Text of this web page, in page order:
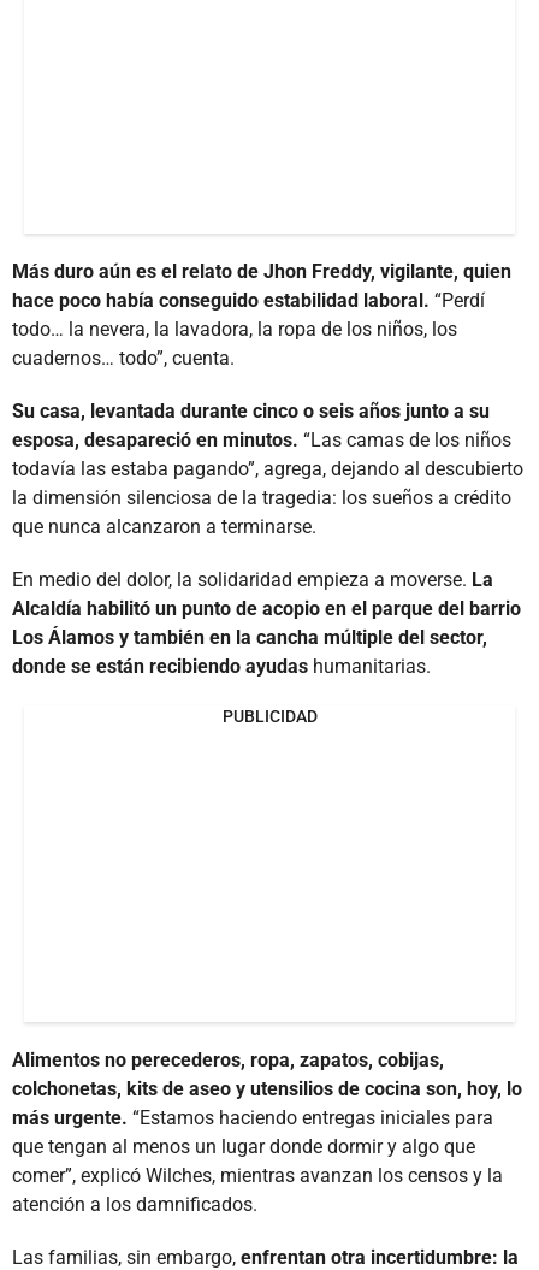
Más duro aún es el relato de Jhon Freddy, vigilante, quien
hace poco había conseguido estabilidad laboral. “Perdí
todo… la nevera, la lavadora, la ropa de los niños, los
cuadernos… todo”, cuenta.
Su casa, levantada durante cinco o seis años junto a su
esposa, desapareció en minutos. “Las camas de los niños
todavía las estaba pagando”, agrega, dejando al descubierto
la dimensión silenciosa de la tragedia: los sueños a crédito
que nunca alcanzaron a terminarse.
En medio del dolor, la solidaridad empieza a moverse. La
Alcaldía habilitó un punto de acopio en el parque del barrio
Los Álamos y también en la cancha múltiple del sector,
donde se están recibiendo ayudas humanitarias.
PUBLICIDAD
Alimentos no perecederos, ropa, zapatos, cobijas,
colchonetas, kits de aseo y utensilios de cocina son, hoy, lo
más urgente. “Estamos haciendo entregas iniciales para
que tengan al menos un lugar donde dormir y algo que
comer”, explicó Wilches, mientras avanzan los censos y la
atención a los damnificados.
Las familias, sin embargo, enfrentan otra incertidumbre: la